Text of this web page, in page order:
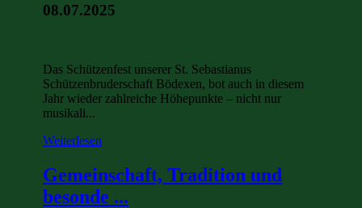
08.07.2025
Das Schützenfest unserer St. Sebastianus
Schützenbruderschaft Bödexen, bot auch in diesem
Jahr wieder zahlreiche Höhepunkte – nicht nur
musikali...
Weiterlesen
Gemeinschaft, Tradition und
besonde ...